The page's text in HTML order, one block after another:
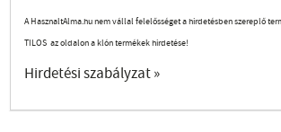
A HasznaltAlma.hu nem vállal felelősséget a hirdetésben szereplő
TILOS az oldalon a klón termékek hirdetése!
Hirdetési szabályzat »